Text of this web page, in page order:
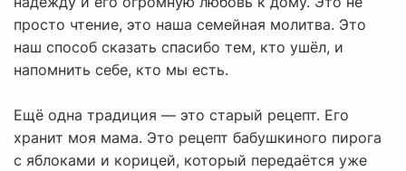
просто чтение, это наша семейная молитва. Это
наш способ сказать спасибо тем, кто ушёл, и
напомнить себе, кто мы есть.
Ещё одна традиция — это старый рецепт. Его
хранит моя мама. Это рецепт бабушкиного пирога
с яблоками и корицей, который передаётся уже